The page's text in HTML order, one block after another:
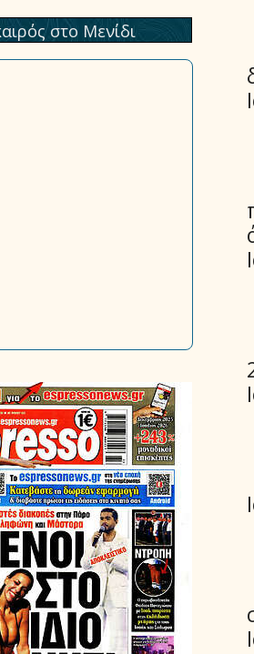
στο Μενίδι